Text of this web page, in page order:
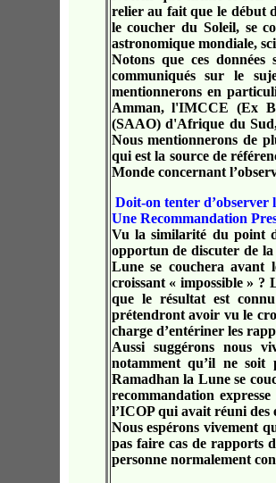
relier au fait que le début
le coucher du Soleil, se
astronomique mondiale,
Notons que ces
communiqués sur le
mentionnerons en
Amman, l'IMCCE (Ex
(SAAO) d'Afrique du
Nous mentionnerons de
qui est la source de
Monde concernant
Doit-on tenter d’observer
Une Recommandation
Vu la similarité du point
opportun de discuter de
Lune se couchera avant
croissant « impossible » ?
que le résultat est
prétendront avoir vu le
charge d’entériner les
Aussi suggérons nous
notamment qu’il ne soit
Ramadhan la Lune se
recommandation
l’ICOP qui avait réuni des
Nous espérons vivement
pas faire cas de rapports
personne normalement